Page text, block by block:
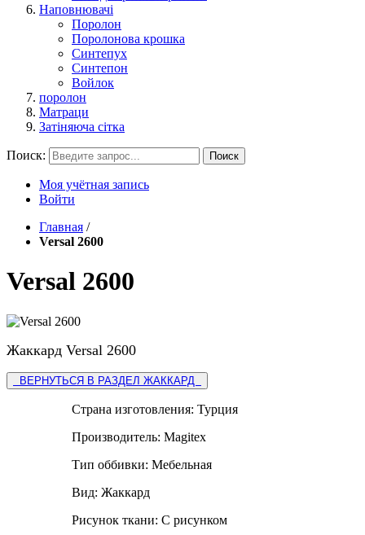
Наповнювачі
Поролон
Поролонова крошка
Синтепух
Синтепон
Войлок
поролон
Матраци
Затіняюча сітка
Поиск: Поиск
Моя учётная запись
Войти
Главная /
Versal 2600
Versal 2600
Жаккард Versal 2600
ВЕРНУТЬСЯ В РАЗДЕЛ ЖАККАРД
Страна изготовления: Турция
Производитель: Magitex
Тип оббивки: Мебельная
Вид: Жаккард
Рисунок ткани: С рисунком